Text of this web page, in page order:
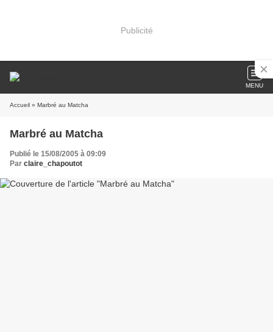
Publicité
MENU
Accueil » Marbré au Matcha
Marbré au Matcha
Publié le 15/08/2005 à 09:09
Par claire_chapoutot